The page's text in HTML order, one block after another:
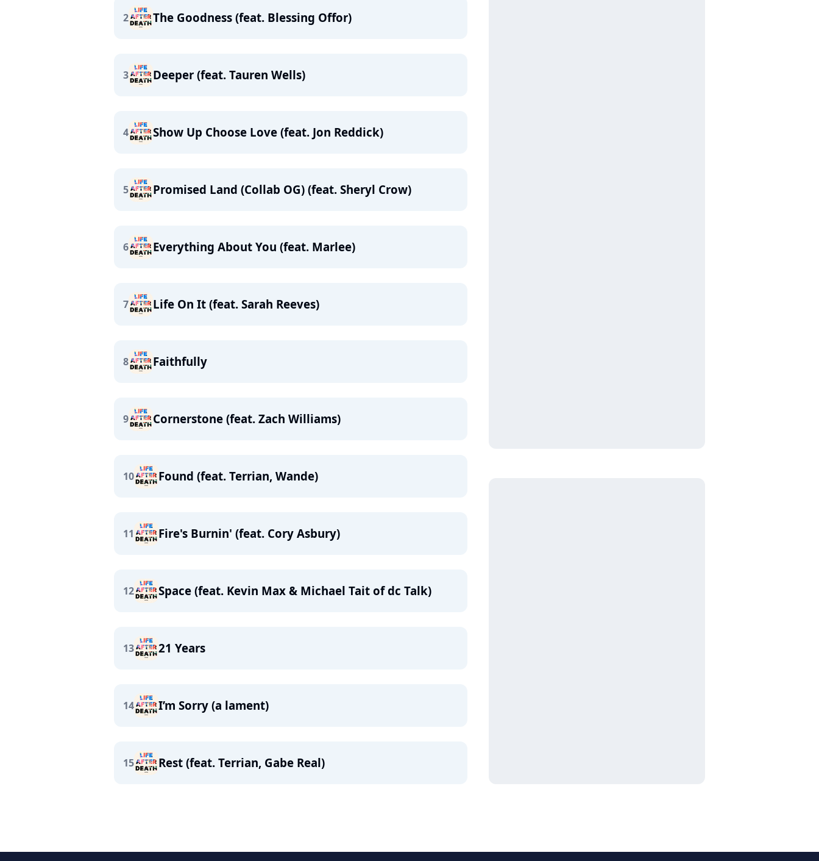
2 The Goodness (feat. Blessing Offor)
3 Deeper (feat. Tauren Wells)
4 Show Up Choose Love (feat. Jon Reddick)
5 Promised Land (Collab OG) (feat. Sheryl Crow)
6 Everything About You (feat. Marlee)
7 Life On It (feat. Sarah Reeves)
8 Faithfully
9 Cornerstone (feat. Zach Williams)
10 Found (feat. Terrian, Wande)
11 Fire's Burnin' (feat. Cory Asbury)
12 Space (feat. Kevin Max & Michael Tait of dc Talk)
13 21 Years
14 I’m Sorry (a lament)
15 Rest (feat. Terrian, Gabe Real)